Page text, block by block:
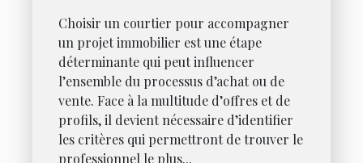
Choisir un courtier pour accompagner
un projet immobilier est une étape
déterminante qui peut influencer
l’ensemble du processus d’achat ou de
vente. Face à la multitude d’offres et de
profils, il devient nécessaire d’identifier
les critères qui permettront de trouver le
professionnel le plus...